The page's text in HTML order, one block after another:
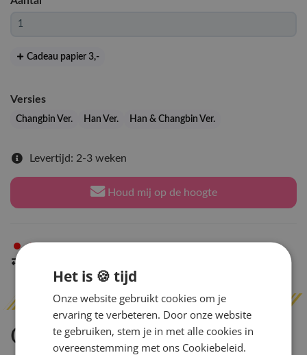
Cadeau papier 3,-
Versies
Changbin Ver. Han Ver. Han & Changbin Ver.
Levertijd: 2-3 weken
Houd mij op de hoogte
Niet op voorraad
Omschrijving
Het is 🍪 tijd
Onze website gebruikt cookies om je
ervaring te verbeteren. Door onze website
te gebruiken, stem je in met alle cookies in
overeenstemming met ons Cookiebeleid.